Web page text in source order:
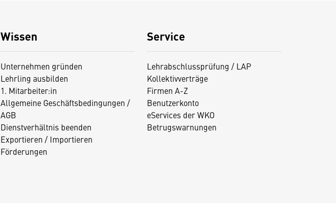
Wissen
Unternehmen gründen
Lehrling ausbilden
1. Mitarbeiter:in
Allgemeine Geschäftsbedingungen /
AGB
Dienstverhältnis beenden
Exportieren / Importieren
Förderungen
Service
Lehrabschlussprüfung / LAP
Kollektivverträge
Firmen A-Z
Benutzerkonto
eServices der WKO
Betrugswarnungen